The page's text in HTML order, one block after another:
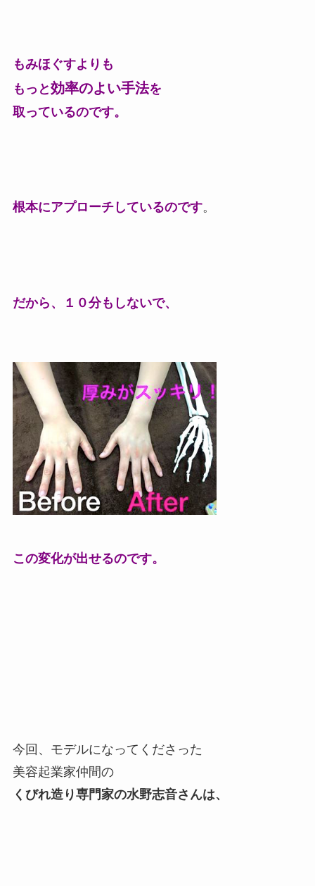
もみほぐすよりも
もっと効率のよい手法を
取っているのです。
根本にアプローチしているのです。
だから、１０分もしないで、
この変化が出せるのです。
今回、モデルになってくださった
美容起業家仲間の
くびれ造り専門家の水野志音さんは、